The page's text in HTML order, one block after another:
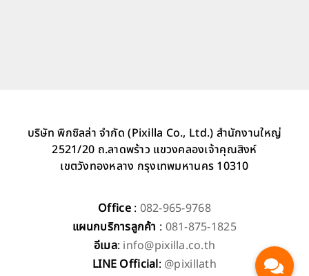
บริษัท พิกซิลล่า จำกัด (Pixilla Co., Ltd.) สำนักงานใหญ่
2521/20 ถ.ลาดพร้าว แขวงคลองเจ้าคุณสิงห์
เขตวังทองหลาง กรุงเทพมหานคร 10310
Office: 082-965-9768
แผนกบริการลูกค้า : 081-875-1825
อีเมล: info@pixilla.co.th
LINE Official: @pixillath